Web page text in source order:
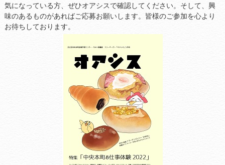
気になっている方、ぜひオアシスで確認してください。そして、興
味のあるものがあればご応募お願いします。皆様のご参加を心より
お待ちしております。